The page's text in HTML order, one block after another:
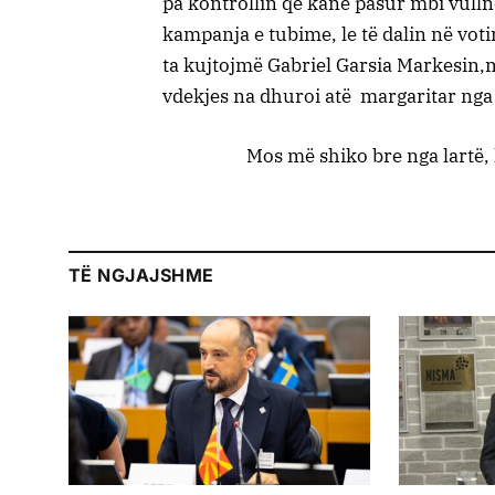
kampanja e tubime, le të dalin në
ta kujtojmë Gabriel Garsia
vdekjes na dhuroi atë margaritar
Mos më shiko bre nga
TË NGJAJSHME